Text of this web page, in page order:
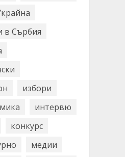
в Сърбия
избори
интервю
конкурс
медии